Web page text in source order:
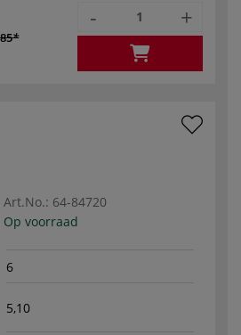
- +
Art.No.: 64-84720
Op voorraad
6
5,10